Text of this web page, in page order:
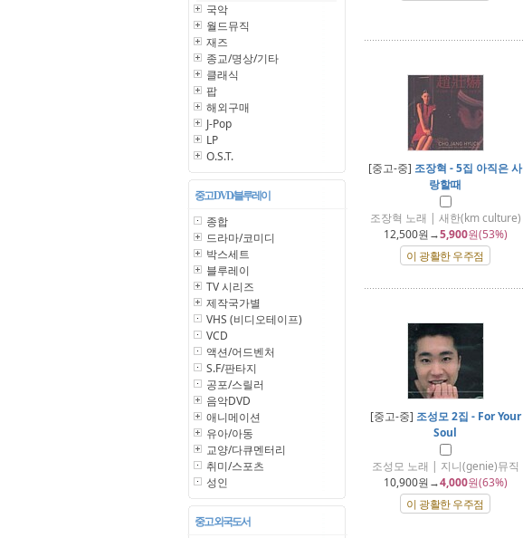
국악
월드뮤직
재즈
종교/명상/기타
클래식
팝
해외구매
J-Pop
LP
O.S.T.
중고 DVD/블루레이
종합
드라마/코미디
박스세트
블루레이
TV 시리즈
제작국가별
VHS (비디오테이프)
VCD
액션/어드벤처
S.F/판타지
공포/스릴러
음악DVD
애니메이션
유아/아동
교양/다큐멘터리
취미/스포츠
성인
중고 외국도서
[중고-중] 조장혁 - 5집 아직은 사
랑할때
조장혁 노래 | 새한(km culture)
12,500원→5,900원(53%)
이 광활한 우주점
[중고-중] 조성모 2집 - For Your
Soul
조성모 노래 | 지니(genie)뮤직
10,900원→4,000원(63%)
이 광활한 우주점